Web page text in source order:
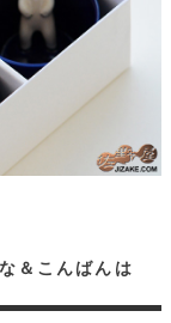
＆こんばんは